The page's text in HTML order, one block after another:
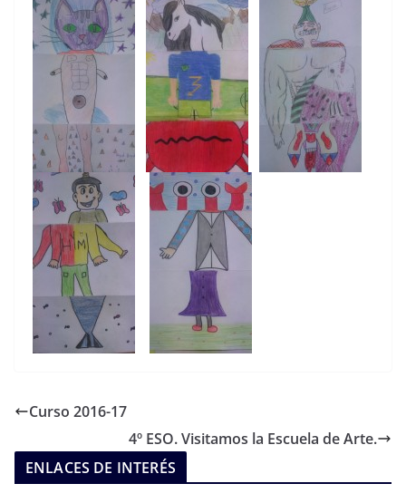
Curso 2016-17
4º ESO. Visitamos la Escuela de Arte.
ENLACES DE INTERÉS